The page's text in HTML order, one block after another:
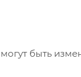
быть